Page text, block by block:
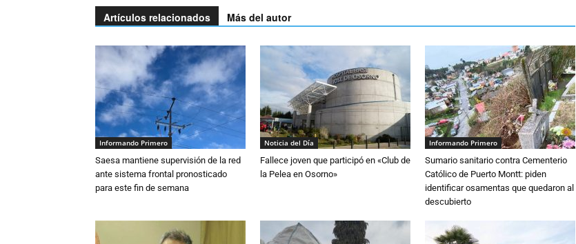
Artículos relacionados Más del autor
Informando Primero
Saesa mantiene supervisión de la red
ante sistema frontal pronosticado
para este fin de semana
Noticia del Día
Fallece joven que participó en «Club de
la Pelea en Osorno»
Informando Primero
Sumario sanitario contra Cementerio
Católico de Puerto Montt: piden
identificar osamentas que quedaron al
descubierto